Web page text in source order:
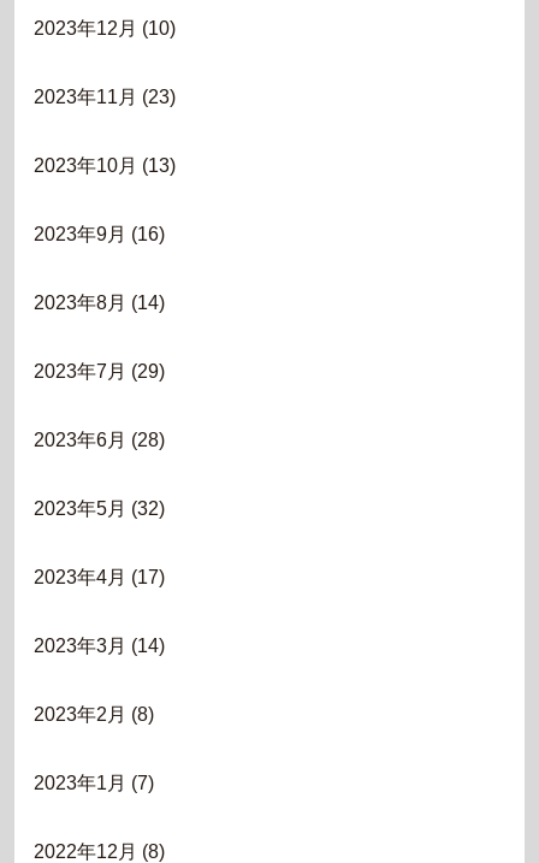
2023年12月 (10)
2023年11月 (23)
2023年10月 (13)
2023年9月 (16)
2023年8月 (14)
2023年7月 (29)
2023年6月 (28)
2023年5月 (32)
2023年4月 (17)
2023年3月 (14)
2023年2月 (8)
2023年1月 (7)
2022年12月 (8)